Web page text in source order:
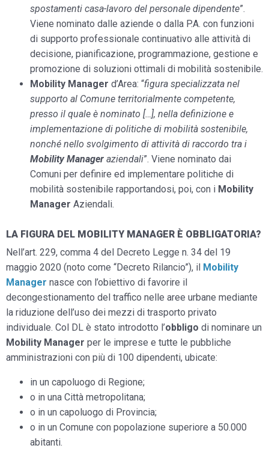
spostamenti casa-lavoro del personale dipendente”.
Viene nominato dalle aziende o dalla P.A. con funzioni
di supporto professionale continuativo alle attività di
decisione, pianificazione, programmazione, gestione e
promozione di soluzioni ottimali di mobilità sostenibile.
Mobility Manager d’Area: “figura specializzata nel
supporto al Comune territorialmente competente,
presso il quale è nominato […], nella definizione e
implementazione di politiche di mobilità sostenibile,
nonché nello svolgimento di attività di raccordo tra i
Mobility Manager aziendali”. Viene nominato dai
Comuni per definire ed implementare politiche di
mobilità sostenibile rapportandosi, poi, con i Mobility
Manager Aziendali.
LA FIGURA DEL MOBILITY MANAGER È OBBLIGATORIA?
Nell’art. 229, comma 4 del Decreto Legge n. 34 del 19
maggio 2020 (noto come “Decreto Rilancio”), il Mobility
Manager nasce con l’obiettivo di favorire il
decongestionamento del traffico nelle aree urbane mediante
la riduzione dell’uso dei mezzi di trasporto privato
individuale. Col DL è stato introdotto l’obbligo di nominare un
Mobility Manager per le imprese e tutte le pubbliche
amministrazioni con più di 100 dipendenti, ubicate:
in un capoluogo di Regione;
o in una Città metropolitana;
o in un capoluogo di Provincia;
o in un Comune con popolazione superiore a 50.000
abitanti.